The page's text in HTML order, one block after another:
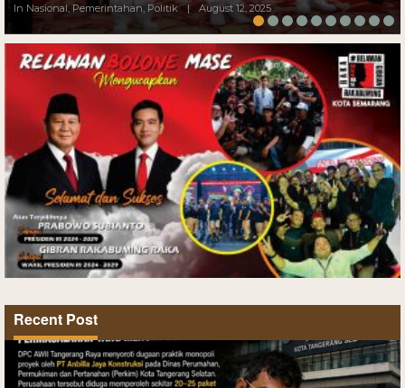
In Nasional, Pemerintahan, Politik | August 12, 2025
Recent Post